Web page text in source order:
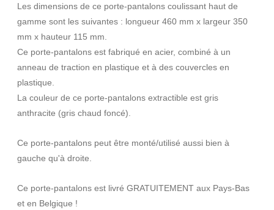
Les dimensions de ce porte-pantalons coulissant haut de
gamme sont les suivantes : longueur 460 mm x largeur 350
mm x hauteur 115 mm.
Ce porte-pantalons est fabriqué en acier, combiné à un
anneau de traction en plastique et à des couvercles en
plastique.
La couleur de ce porte-pantalons extractible est gris
anthracite (gris chaud foncé).
Ce porte-pantalons peut être monté/utilisé aussi bien à
gauche qu'à droite.
Ce porte-pantalons est livré GRATUITEMENT aux Pays-Bas
et en Belgique !